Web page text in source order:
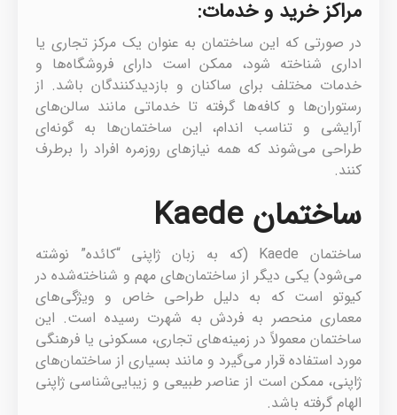
مراکز خرید و خدمات:
در صورتی که این ساختمان به عنوان یک مرکز تجاری یا
اداری شناخته شود، ممکن است دارای فروشگاه‌ها و
خدمات مختلف برای ساکنان و بازدیدکنندگان باشد. از
رستوران‌ها و کافه‌ها گرفته تا خدماتی مانند سالن‌های
آرایشی و تناسب اندام، این ساختمان‌ها به گونه‌ای
طراحی می‌شوند که همه نیازهای روزمره افراد را برطرف
کنند.
ساختمان Kaede
ساختمان Kaede (که به زبان ژاپنی “کائده” نوشته
می‌شود) یکی دیگر از ساختمان‌های مهم و شناخته‌شده در
کیوتو است که به دلیل طراحی خاص و ویژگی‌های
معماری منحصر به فردش به شهرت رسیده است. این
ساختمان معمولاً در زمینه‌های تجاری، مسکونی یا فرهنگی
مورد استفاده قرار می‌گیرد و مانند بسیاری از ساختمان‌های
ژاپنی، ممکن است از عناصر طبیعی و زیبایی‌شناسی ژاپنی
الهام گرفته باشد.